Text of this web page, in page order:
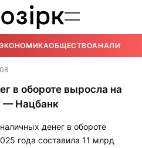
ОБЩЕСТВОАНАЛИТИКА
в обороте выросла на
— Нацбанк
денег в обороте
года составила 11 млрд